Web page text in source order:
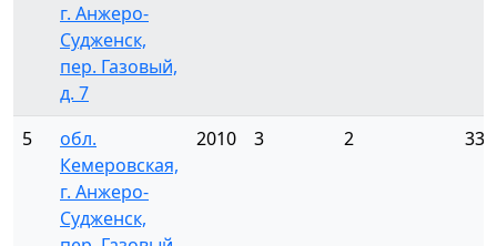
г. Анжеро-
Судженск,
пер. Газовый,
д. 7
5
обл.
Кемеровская,
г. Анжеро-
Судженск,
2010 3 2 33